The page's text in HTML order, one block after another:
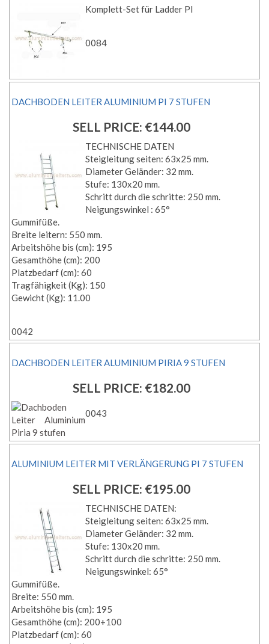
Komplett-Set für Ladder PI
0084
DACHBODEN LEITER ALUMINIUM PI 7 STUFEN
SELL PRICE: €144.00
TECHNISCHE DATEN
Steigleitung seiten: 63x25 mm.
Diameter Geländer: 32 mm.
Stufe: 130x20 mm.
Schritt durch die schritte: 250 mm.
Neigungswinkel : 65°
Gummifüße.
Breite leitern: 550 mm.
Arbeitshöhe bis (cm): 195
Gesamthöhe (cm): 200
Platzbedarf (cm): 60
Tragfähigkeit (Kg): 150
Gewicht (Kg): 11.00
0042
DACHBODEN LEITER ALUMINIUM PIRIA 9 STUFEN
SELL PRICE: €182.00
0043
ALUMINIUM LEITER MIT VERLÄNGERUNG PI 7 STUFEN
SELL PRICE: €195.00
TECHNISCHE DATEN:
Steigleitung seiten: 63x25 mm.
Diameter Geländer: 32 mm.
Stufe: 130x20 mm.
Schritt durch die schritte: 250 mm.
Neigungswinkel: 65°
Gummifüße.
Breite: 550 mm.
Arbeitshöhe bis (cm): 195
Gesamthöhe (cm): 200+100
Platzbedarf (cm): 60